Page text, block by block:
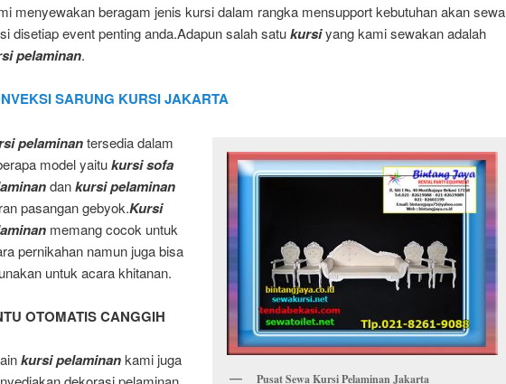
menyewakan beragam jenis kursi dalam rangka mensupport kebutuhan akan sewa
disetiap event penting anda.Adapun salah satukursiyang kami sewakan adalah
pelaminan.
SARUNG KURSI JAKARTA
Pusat Sewa Kursi Pelaminan Jakarta
pelaminantersedia dalam
model yaitukursi sofa
dankursi pelaminan
pasangan gebyok.Kursi
memang cocok untuk
pernikahan namun juga bisa
untuk acara khitanan.
OTOMATIS CANGGIH
kursi pelaminankami juga